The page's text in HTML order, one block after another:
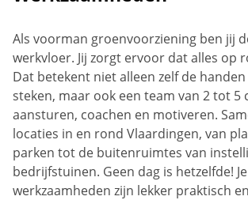
Als voorman groenvoorziening ben jij
werkvloer. Jij zorgt ervoor dat alles op
Dat betekent niet alleen zelf de
steken, maar ook een team van 2 tot 5
aansturen, coachen en motiveren.
locaties in en rond Vlaardingen, van
parken tot de buitenruimtes van
bedrijfstuinen. Geen dag is hetzelfde! Je
werkzaamheden zijn lekker praktisch